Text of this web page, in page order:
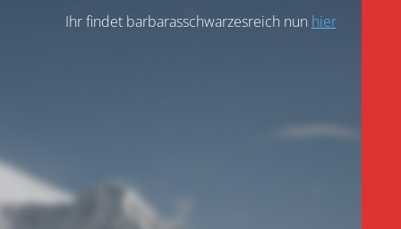
Ihr findet barbarasschwarzesreich nun hier